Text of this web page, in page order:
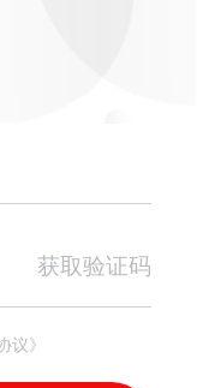
获取验证码
议》